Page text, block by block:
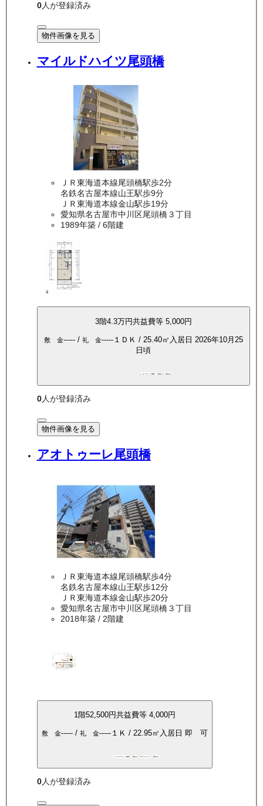
0人が登録済み
物件画像を見る
マイルドハイツ尾頭橋
ＪＲ東海道本線尾頭橋駅歩2分
名鉄名古屋本線山王駅歩9分
ＪＲ東海道本線金山駅歩19分
愛知県名古屋市中川区尾頭橋３丁目
1989年築/ 6階建
3階4.3万円共益費等 5,000円
敷 金-----/ 礼 金-----１ＤＫ / 25.40㎡ 入居日 2026年10月25
日頃
インターネット無料 敷礼0 南向き
0人が登録済み
物件画像を見る
アオトゥーレ尾頭橋
ＪＲ東海道本線尾頭橋駅歩4分
名鉄名古屋本線山王駅歩12分
ＪＲ東海道本線金山駅歩20分
愛知県名古屋市中川区尾頭橋３丁目
2018年築/ 2階建
1 階52,500円共益費等 4,000円
敷 金-----/ 礼 金-----１Ｋ / 22.95㎡ 入居日 即 可
インターネット無料 敷礼0 デザイナーズ 南向き
0人が登録済み